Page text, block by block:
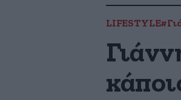
LIFESTYLE